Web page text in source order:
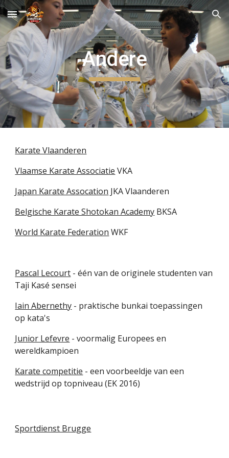
Skip to main content Skip to navigation
Andere
Karate Vlaanderen
Vlaamse Karate Associatie VKA
Japan Karate Assocation JKA Vlaanderen
Belgische Karate Shotokan Academy BKSA
World Karate Federation WKF
Pascal Lecourt - één van de originele studenten van
Taji Kasé sensei
Iain Abernethy - praktische bunkai toepassingen
op kata's
Junior Lefevre - voormalig Europees en
wereldkampioen
Karate competitie - een voorbeeldje van een
wedstrijd op topniveau (EK 2016)
Sportdienst Brugge